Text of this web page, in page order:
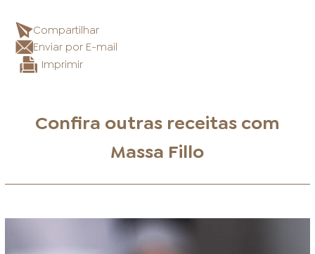
Compartilhar
Enviar por E-mail
Imprimir
Confira outras receitas com
Massa Fillo